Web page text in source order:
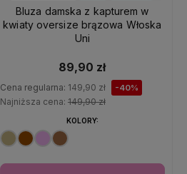
Bluza damska z kapturem w
kwiaty oversize brązowa Włoska
Uni
89,90 zł
Cena regularna: 149,90 zł -40%
Najniższa cena: 149,90 zł
KOLORY: